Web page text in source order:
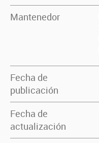
Mantenedor
Fecha de
publicación
Fecha de
actualización